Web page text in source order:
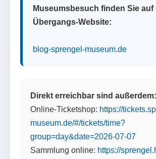
Museumsbesuch finden Sie auf
Übergangs-Website:
blog-sprengel-museum.de
Direkt erreichbar sind außerdem:
Online-Ticketshop: https://
museum.de/#/tickets/time?
group=day&date=2026-07-07
Sammlung online: https://